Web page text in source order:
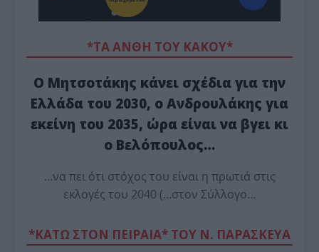
*ΤΑ ΆΝΘΗ ΤΟΥ ΚΑΚΟΎ*
Ο Μητσοτάκης κάνει σχέδια για την
Ελλάδα του 2030, ο Ανδρουλάκης για
εκείνη του 2035, ώρα είναι να βγει κι
ο Βελόπουλος…
…να πει ότι στόχος του είναι η πρωτιά στις
εκλογές του 2040 (…στον Σύλλογο…
*ΚΑΤΩ ΣΤΟΝ ΠΕΙΡΑΙΑ* ΤΟΥ Ν. ΠΑΡΑΣΚΕΥΑ